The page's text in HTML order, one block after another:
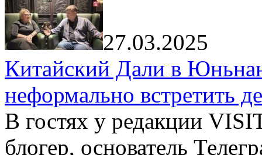
27.03.2025
Китайский Дали в
неформально встретить
В гостях у редакции
блогер, основатель